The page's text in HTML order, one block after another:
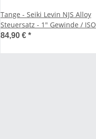
Tange - Seiki Levin NJS Alloy
Steuersatz - 1" Gewinde / ISO
Standard
84,90 € *